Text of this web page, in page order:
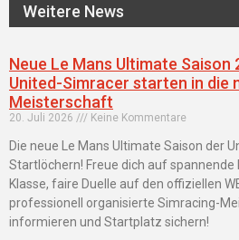
Weitere News
Neue Le Mans Ultimate Saison
United-Simracer starten in die
Meisterschaft
20. Juli 2026 Keine Kommentare
Die neue Le Mans Ultimate Saison der
Startlöchern! Freue dich auf spannende
Klasse, faire Duelle auf den offiziellen
professionell organisierte Simracing-
informieren und Startplatz sichern!